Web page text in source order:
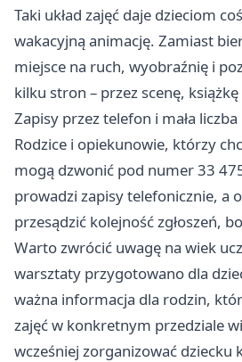
Taki układ zajęć daje dzieciom
wakacyjną animację. Zamiast
miejsce na ruch, wyobraźnię i
kilku stron – przez scenę, książkę
Zapisy przez telefon i mała
Rodzice i opiekunowie, którzy
mogą dzwonić pod numer 33
prowadzi zapisy telefonicznie, a
przesądzić kolejność zgłoszeń,
Warto zwrócić uwagę na wiek
warsztaty przygotowano dla
ważna informacja dla rodzin,
zajęć w konkretnym przedziale
wcześniej zorganizować dziecku